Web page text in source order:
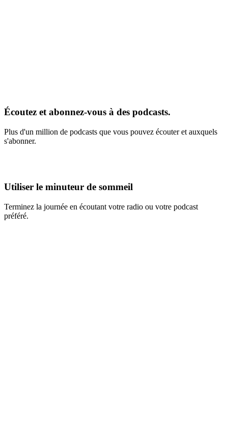
Écoutez et abonnez-vous à des podcasts.
Plus d'un million de podcasts que vous pouvez écouter et auxquels
s'abonner.
Utiliser le minuteur de sommeil
Terminez la journée en écoutant votre radio ou votre podcast
préféré.